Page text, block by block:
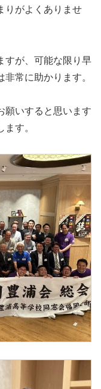
りがよくありませ
すが、可能な限り早
常に助かります。
願いすると思います
す。